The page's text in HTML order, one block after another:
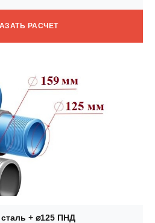
РАСЧЕТ
+ ⌀125 ПНД